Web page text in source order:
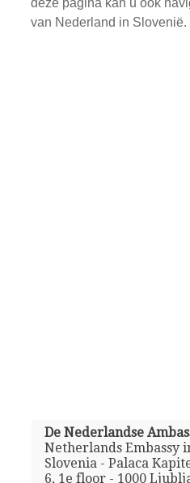
van Nederland in Slovenië.
De Nederlandse
Netherlands Embassy
Slovenia - Palaca
6, 1e floor - 1000